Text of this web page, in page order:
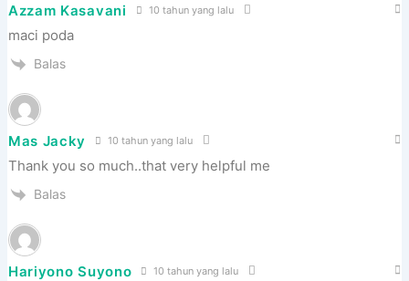
Azzam Kasavani 10 tahun yang lalu
maci poda
Balas
Mas Jacky 10 tahun yang lalu
Thank you so much..that very helpful me
Balas
Hariyono Suyono 10 tahun yang lalu